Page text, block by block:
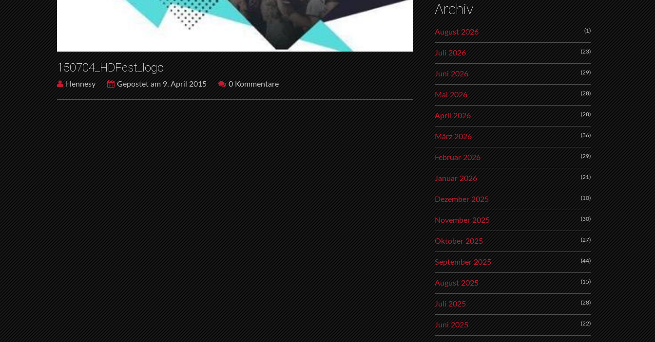
150704_HDFest_logo
Hennesy Gepostet am 9. April 2015 0 Kommentare
Archiv
August 2026 (1)
Juli 2026 (23)
Juni 2026 (29)
Mai 2026 (28)
April 2026 (28)
März 2026 (36)
Februar 2026 (29)
Januar 2026 (21)
Dezember 2025 (10)
November 2025 (30)
Oktober 2025 (27)
September 2025 (44)
August 2025 (15)
Juli 2025 (28)
Juni 2025 (22)